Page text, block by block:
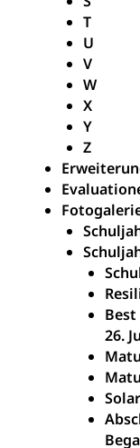
T
U
V
W
X
Y
Z
26.